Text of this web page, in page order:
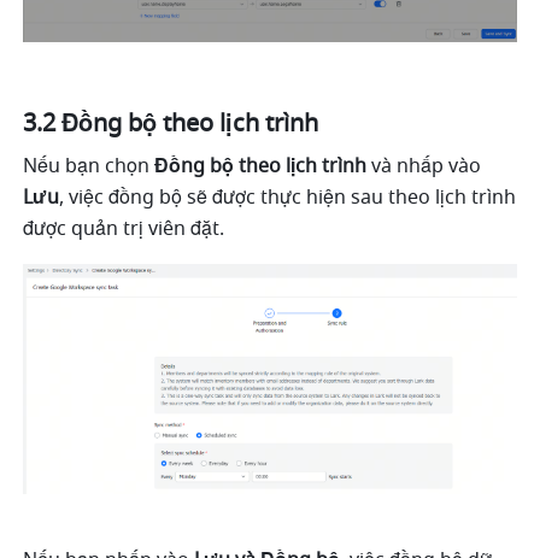
3.2 Đồng bộ theo lịch trình
Nếu bạn chọn Đồng bộ theo lịch trình
Lưu, việc đồng bộ sẽ được thực hiện sau theo lịch trình
được quản trị viên đặt.